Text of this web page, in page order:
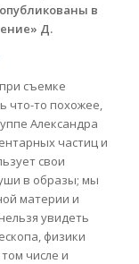
в
Д.
съемке
что-то похожее,
Александра
частиц и
свои
в образы; мы
материи и
увидеть
физики
числе и